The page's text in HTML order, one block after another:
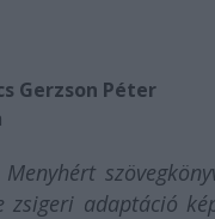
Gerzson Péter
zsigeri adaptáció